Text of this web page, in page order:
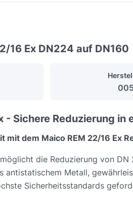
16 Ex DN224 auf DN160
- Sichere Reduzierung
mit dem Maico REM 22/16 Ex
die Reduzierung von
antistatischem Metall,
Sicherheitsstandards